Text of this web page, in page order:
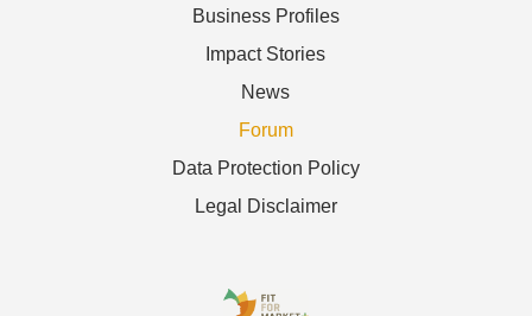
Business Profiles
Impact Stories
News
Forum
Data Protection Policy
Legal Disclaimer